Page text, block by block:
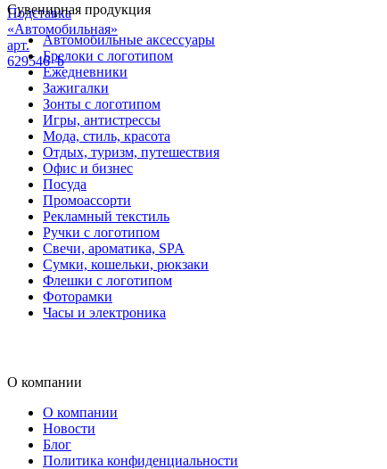
Подставка
«Автомобильная»
арт.
629546_b
Сувенирная продукция
Автомобильные аксессуары
Брелоки с логотипом
Ежедневники
Зажигалки
Зонты с логотипом
Игры, антистрессы
Мода, стиль, красота
Отдых, туризм, путешествия
Офис и бизнес
Посуда
Промоассорти
Рекламный текстиль
Ручки с логотипом
Свечи, ароматика, SPA
Сумки, кошельки, рюкзаки
Флешки с логотипом
Фоторамки
Часы и электроника
О компании
О компании
Новости
Блог
Политика конфиденциальности